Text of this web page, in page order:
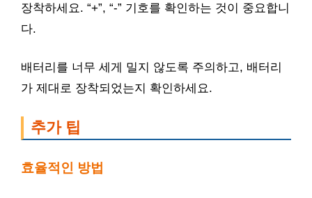
장착하세요. “+”, “-” 기호를 확인하는 것이 중요합니
다.
배터리를 너무 세게 밀지 않도록 주의하고, 배터리
가 제대로 장착되었는지 확인하세요.
추가 팁
효율적인 방법